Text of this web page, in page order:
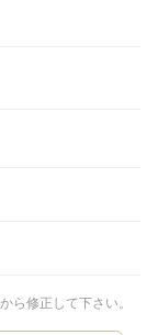
ら修正して下さい。